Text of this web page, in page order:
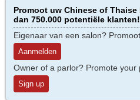
Promoot uw Chinese of
dan 750.000 potentiële klanten!
Eigenaar van een salon?
Aanmelden
Owner of a parlor? Promote your
Sign up